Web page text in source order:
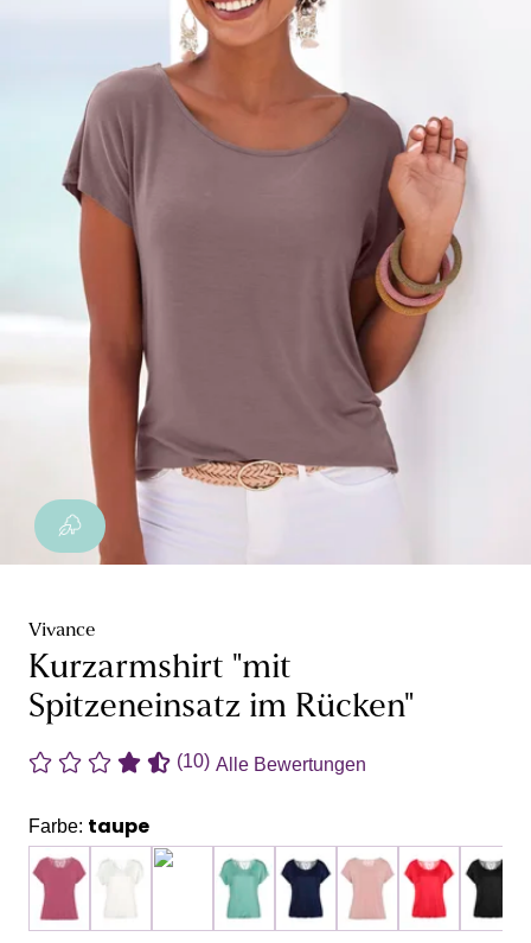
Vivance
Kurzarmshirt "mit
Spitzeneinsatz im Rücken"
(10) Alle Bewertungen
Farbe: taupe